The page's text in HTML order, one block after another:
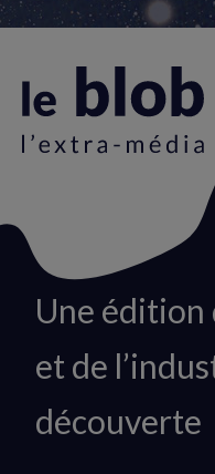
Animation
logo
Une édition
et de
découverte